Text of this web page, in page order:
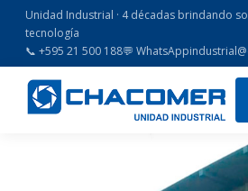
Unidad Industrial · 4 décadas brindando
tecnología
📞 +595 21 500 188💬 WhatsApp